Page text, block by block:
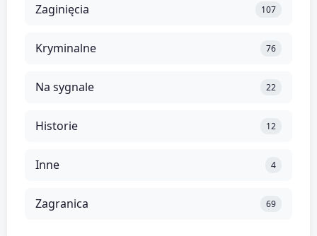
Zaginięcia 107
Kryminalne 76
Na sygnale 22
Historie 12
Inne 4
Zagranica 69